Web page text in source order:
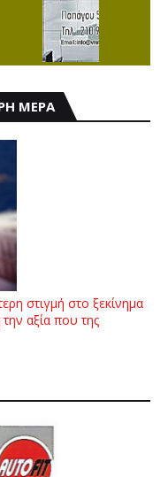
ΜΕΡΑ
στιγμή στο ξεκίνημα
αξία που της